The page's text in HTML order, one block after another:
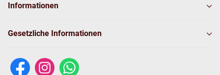
Informationen
Gesetzliche Informationen